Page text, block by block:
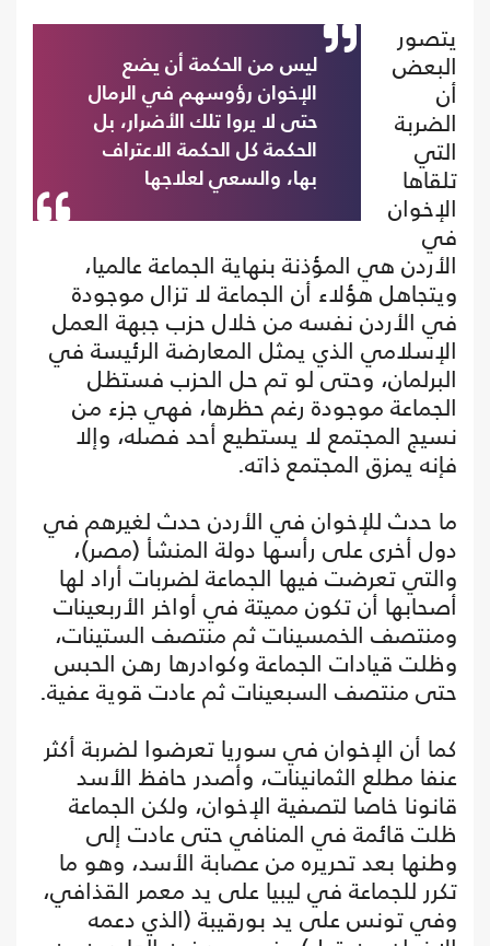
ليس من الحكمة أن يضع
الإخوان رؤوسهم في الرمال
حتى لا يروا تلك الأضرار، بل
الحكمة كل الحكمة الاعتراف
بها، والسعي لعلاجها
يتصور
البعض
أن
الضربة
التي
تلقاها
الإخوان
في
الأردن هي المؤذنة بنهاية الجماعة عالميا،
ويتجاهل هؤلاء أن الجماعة لا تزال موجودة
في الأردن نفسه من خلال حزب جبهة العمل
الإسلامي الذي يمثل المعارضة الرئيسة في
البرلمان، وحتى لو تم حل الحزب فستظل
الجماعة موجودة رغم حظرها، فهي جزء من
نسيج المجتمع لا يستطيع أحد فصله، وإلا
فإنه يمزق المجتمع ذاته.
ما حدث للإخوان في الأردن حدث لغيرهم في
دول أخرى على رأسها دولة المنشأ (مصر)،
والتي تعرضت فيها الجماعة لضربات أراد لها
أصحابها أن تكون مميتة في أواخر الأربعينات
ومنتصف الخمسينات ثم منتصف الستينات،
وظلت قيادات الجماعة وكوادرها رهن الحبس
حتى منتصف السبعينات ثم عادت قوية عفية.
كما أن الإخوان في سوريا تعرضوا لضربة أكثر
عنفا مطلع الثمانينات، وأصدر حافظ الأسد
قانونا خاصا لتصفية الإخوان، ولكن الجماعة
ظلت قائمة في المنافي حتى عادت إلى
وطنها بعد تحريره من عصابة الأسد، وهو ما
تكرر للجماعة في ليبيا على يد معمر القذافي،
وفي تونس على يد بورقيبة (الذي دعمه